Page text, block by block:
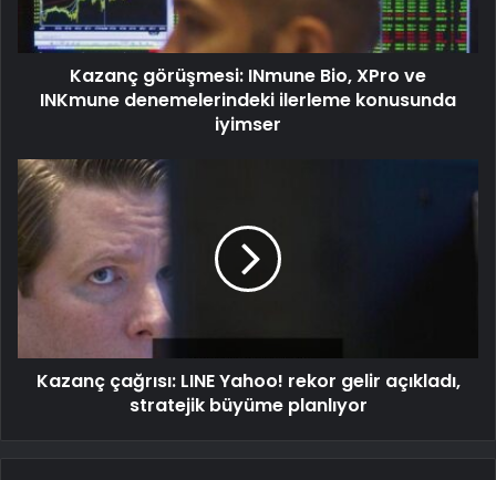
Kazanç görüşmesi: INmune Bio, XPro ve
INKmune denemelerindeki ilerleme konusunda
iyimser
Kazanç çağrısı: LINE Yahoo! rekor gelir açıkladı,
stratejik büyüme planlıyor